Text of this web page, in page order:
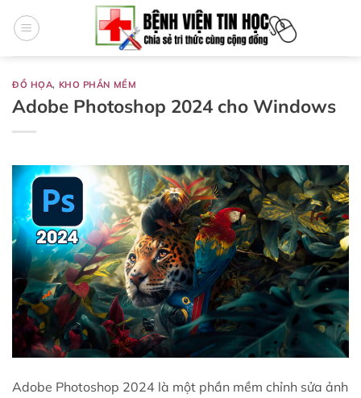
qua
ĐỒ HỌA, KHO PHẦN MỀM
Adobe Photoshop 2024 cho Windows
Adobe Photoshop 2024 là một phần mềm chỉnh sửa ảnh